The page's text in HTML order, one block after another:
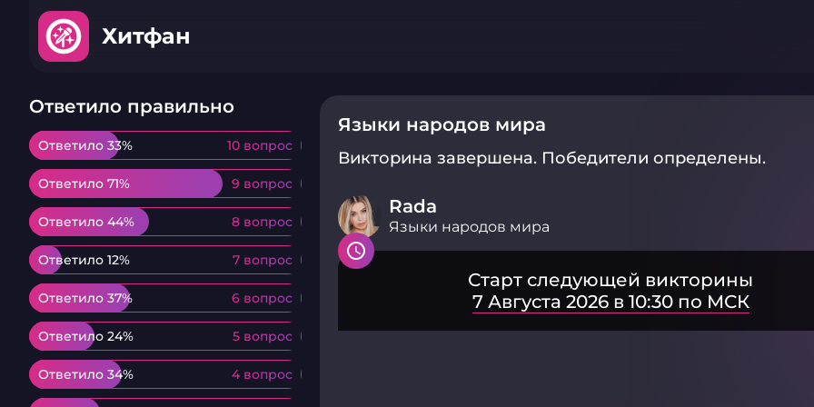
Хитфан
Ответило правильно
Ответило 33% 10 вопрос
Ответило 33% 10 вопрос
Ответило 71% 9 вопрос
Ответило 71% 9 вопрос
Ответило 44% 8 вопрос
Ответило 44% 8 вопрос
Ответило 12% 7 вопрос
Ответило 12% 7 вопрос
Ответило 37% 6 вопрос
Ответило 37% 6 вопрос
Ответило 24% 5 вопрос
Ответило 24% 5 вопрос
Ответило 34% 4 вопрос
Ответило 34% 4 вопрос
Языки народов мира
Викторина завершена. Победители определены.
Rada
Языки народов мира
Старт следующей викторины
7 Августа 2026 в 10:30 по МСК